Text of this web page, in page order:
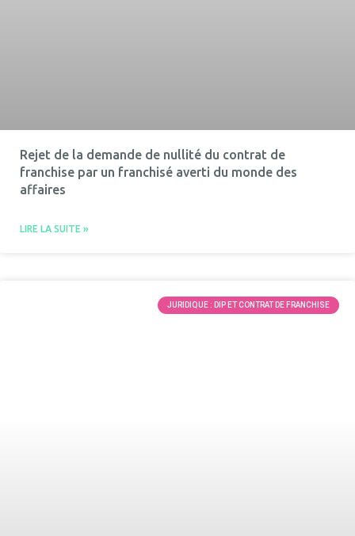
Rejet de la demande de nullité du contrat de
franchise par un franchisé averti du monde des
affaires
LIRE LA SUITE »
JURIDIQUE : DIP ET CONTRAT DE FRANCHISE